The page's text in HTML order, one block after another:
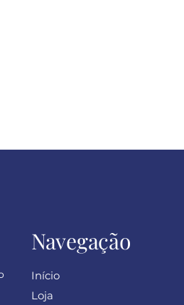
Navegação
Início
Loja